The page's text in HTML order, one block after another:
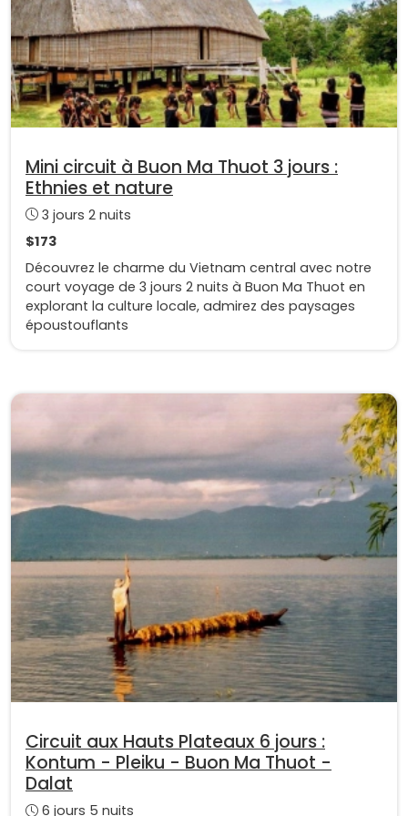
Mini circuit à Buon Ma Thuot 3 jours :
Ethnies et nature
3 jours 2 nuits
$173
Découvrez le charme du Vietnam central avec notre
court voyage de 3 jours 2 nuits à Buon Ma Thuot en
explorant la culture locale, admirez des paysages
époustouflants
Circuit aux Hauts Plateaux 6 jours :
Kontum - Pleiku - Buon Ma Thuot -
Dalat
6 jours 5 nuits